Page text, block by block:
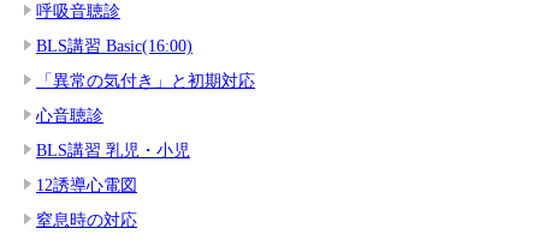
呼吸音聴診
BLS講習 Basic(16:00)
「異常の気付き」と初期対応
心音聴診
BLS講習 乳児・小児
12誘導心電図
窒息時の対応